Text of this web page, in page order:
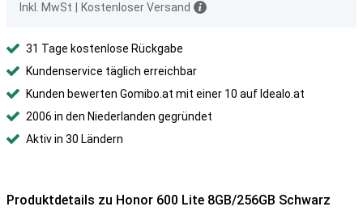
Inkl. MwSt Kostenloser Versand
31 Tage kostenlose Rückgabe
Kundenservice täglich erreichbar
Kunden bewerten Gomibo.at mit einer 10 auf Idealo.at
2006 in den Niederlanden gegründet
Aktiv in 30 Ländern
Produktdetails zu Honor 600 Lite 8GB/256GB Schwarz